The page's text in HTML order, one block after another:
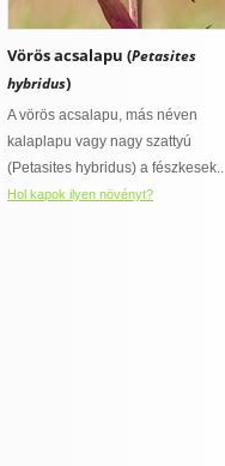
Vörös acsalapu (Petasites
hybridus)
A vörös acsalapu, más néven
kalaplapu vagy nagy szattyú
(Petasites hybridus) a fészkesek..
Hol kapok ilyen növényt?